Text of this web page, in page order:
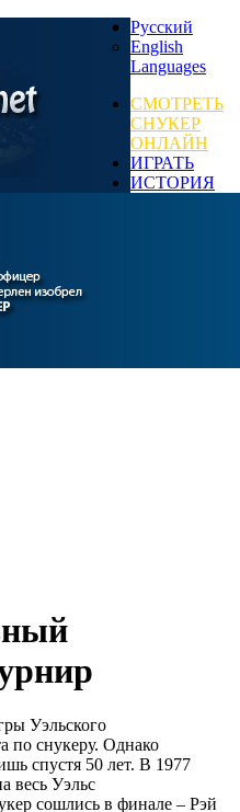
Русский
English
Languages
СМОТРЕТЬ
СНУКЕР
ОНЛАЙН
ИГРАТЬ
ИСТОРИЯ
Уэльского
по снукеру. Однако
спустя 50 лет. В 1977
весь Уэльс
сошлись в финале – Рэй